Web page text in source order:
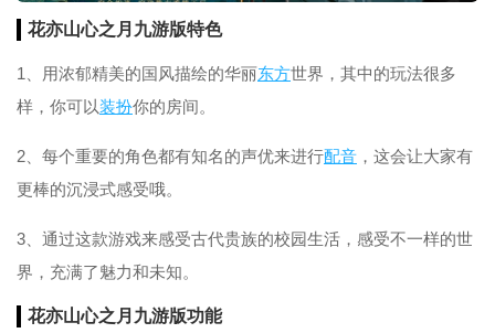
花亦山心之月九游版特色
1、用浓郁精美的国风描绘的华丽东方世界，其中的玩法很多
样，你可以装扮你的房间。
2、每个重要的角色都有知名的声优来进行配音 ，这会让大家有
更棒的沉浸式感受哦。
3、通过这款游戏来感受古代贵族的校园生活，感受不一样的世
界，充满了魅力和未知。
花亦山心之月九游版功能